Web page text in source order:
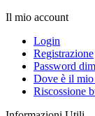
Il mio account
Login
Registrazione
Password
Dove è il mio
Riscossione